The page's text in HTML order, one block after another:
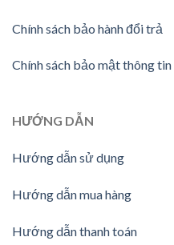
Chính sách bảo hành đổi trả
Chính sách bảo mật thông tin
HƯỚNG DẪN
Hướng dẫn sử dụng
Hướng dẫn mua hàng
Hướng dẫn thanh toán